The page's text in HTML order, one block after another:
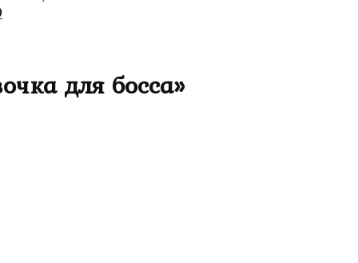
для босса»